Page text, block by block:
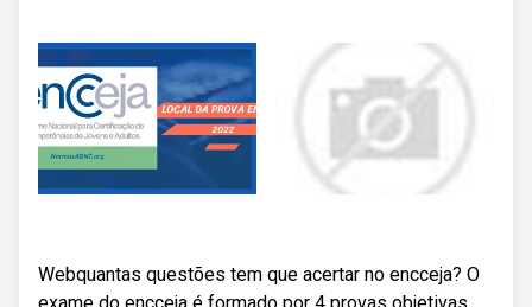
Webquantas questões tem que acertar no encceja? O